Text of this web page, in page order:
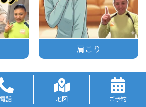
肩こり
電話 地図 ご予約